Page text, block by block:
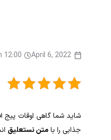
April 6, 2022
12:00 am
شاید شما گاهی اوقات پیج
جذابی را بامتن نستعلیق